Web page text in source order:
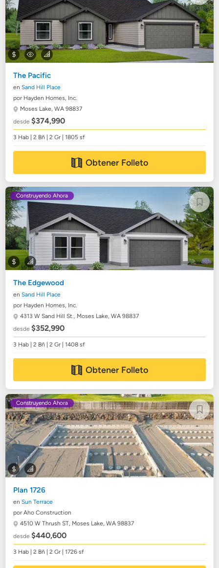
The Pacific
enSand Hill Place
por Hayden Homes, Inc.
Moses Lake, WA 98837
desde$374,990
3 Hab | 2 Bñ | 2 Gr | 1805 sf
Obtener Folleto
Construyendo Ahora
The Edgewood
enSand Hill Place
por Hayden Homes, Inc.
4313 W Sand Hill St., Moses Lake, WA 98837
desde$352,990
3 Hab | 2 Bñ | 2 Gr | 1408 sf
Obtener Folleto
Construyendo Ahora
Plan 1726
enSun Terrace
por Aho Construction
4510 W Thrush ST, Moses Lake, WA 98837
desde$440,600
3 Hab | 2 Bñ | 2 Gr | 1726 sf